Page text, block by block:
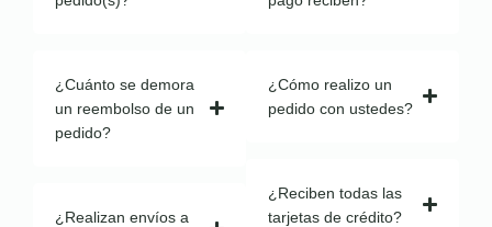
¿Cuánto se demora
un reembolso de un
pedido?
¿Realizan envíos a
¿Cómo realizo un
pedido con ustedes?
¿Reciben todas las
tarjetas de crédito?